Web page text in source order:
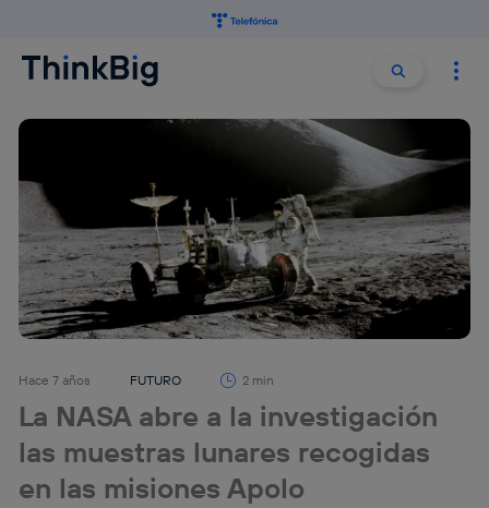
Buscar
Hace 7 años FUTURO 2 min
La NASA abre a la investigación
las muestras lunares recogidas
en las misiones Apolo